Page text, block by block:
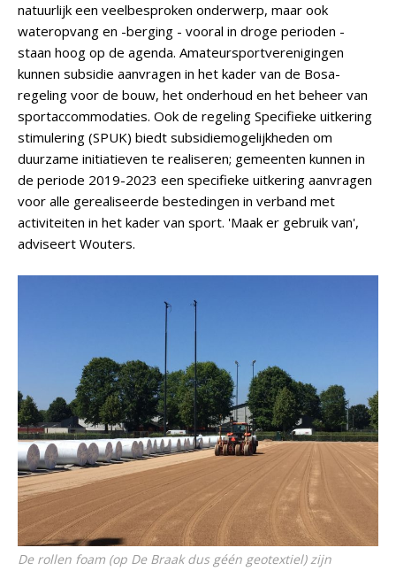
natuurlijk een veelbesproken onderwerp, maar ook
wateropvang en -berging - vooral in droge perioden -
staan hoog op de agenda. Amateursportverenigingen
kunnen subsidie aanvragen in het kader van de Bosa-
regeling voor de bouw, het onderhoud en het beheer van
sportaccommodaties. Ook de regeling Specifieke uitkering
stimulering (SPUK) biedt subsidiemogelijkheden om
duurzame initiatieven te realiseren; gemeenten kunnen in
de periode 2019-2023 een specifieke uitkering aanvragen
voor alle gerealiseerde bestedingen in verband met
activiteiten in het kader van sport. 'Maak er gebruik van',
adviseert Wouters.
De rollen foam (op De Braak dus géén geotextiel) zijn